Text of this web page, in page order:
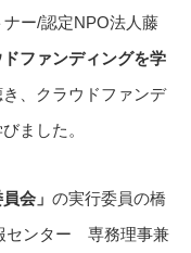
ー/認定NPO法人藤
ドファンディングを学
き、クラウドファンデ
ました。
会」 の実行委員の橋
センター 専務理事兼